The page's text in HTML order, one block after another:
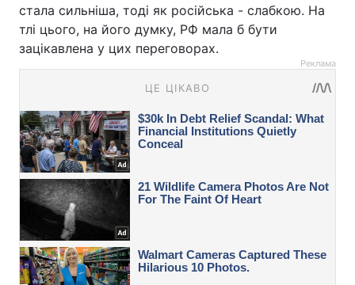
стала сильніша, тоді як російська - слабкою. На
тлі цього, на його думку, РФ мала б бути
зацікавлена у цих переговорах.
Реклама